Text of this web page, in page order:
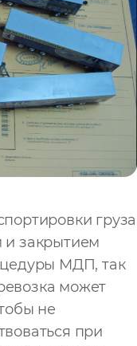
груза
и закрытием
МДП, так
может
не
при